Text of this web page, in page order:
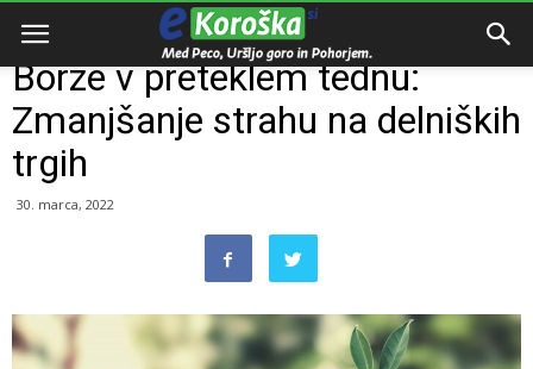
Domov Oglaševalska vsebina
Borze v preteklem tednu:
Zmanjšanje strahu na delniških
trgih
30. marca, 2022